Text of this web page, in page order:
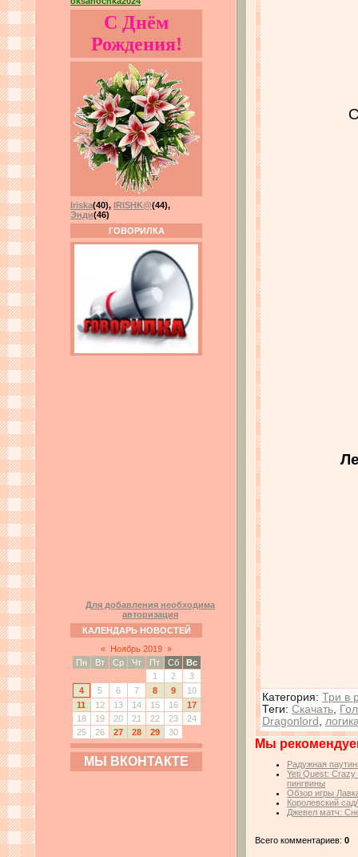
С Днём
Рождения!
Iriska(40), IRISHK@(44),
Энди(46)
ГОВОРИЛКА
Для добавления необходима
авторизация
КАЛЕНДАРЬ НОВОСТЕЙ
«
Ноябрь 2019 »
Пн
Вт Ср Чт Пт Сб
Вс
1
2
3
4
5 6 7 8 9
10
11
12 13 14 15 16
17
18
19 20 21 22 23
24
25
26 27 28 29 30
МЫ ВКОНТАКТЕ
Категория: Три в
Теги: Скачать
Dragonlord
Мы
Радужная
Yeti Quest:
пингвины
Обзор игры
Королевский
Джевел матч:
Всего комментариев: 0